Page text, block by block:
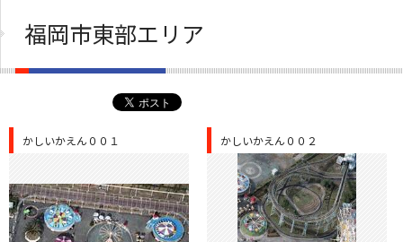
福岡市東部エリア
かしいかえん００１ かしいかえん００２